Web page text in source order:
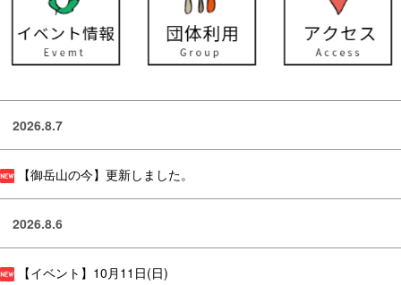
2026.8.7
【御岳山の今】更新しました。
2026.8.6
【イベント】10月11日(日)